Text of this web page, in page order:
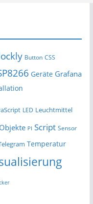
Button CSS
Geräte Grafana
LED Leuchtmittel
Objekte PI Script Sensor
Temperatur